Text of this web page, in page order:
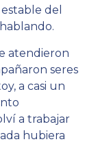
del
atendieron
seres
a casi un
a trabajar
hubiera